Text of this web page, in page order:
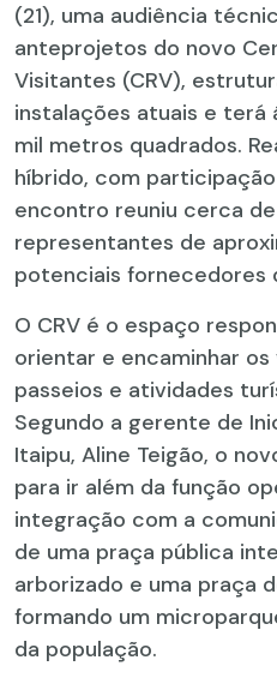
(21), uma audiência
anteprojetos do novo
Visitantes (CRV),
instalações atuais e terá
mil metros quadrados.
híbrido, com
encontro reuniu cerca
representantes de
potenciais fornecedores
O CRV é o espaço
orientar e encaminhar
passeios e atividades
Segundo a gerente de
Itaipu, Aline Teigão, o
para ir além da função
integração com a
de uma praça pública
arborizado e uma praça
formando um
da população.